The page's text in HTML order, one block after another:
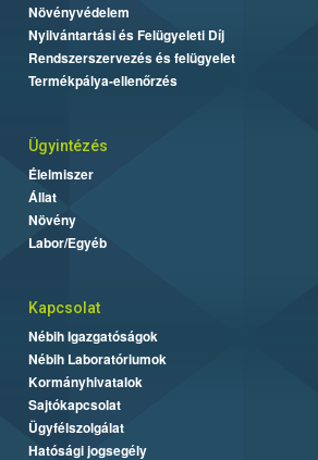
Növényvédelem
Nyilvántartási és Felügyeleti Díj
Rendszerszervezés és felügyelet
Termékpálya-ellenőrzés
Ügyintézés
Élelmiszer
Állat
Növény
Labor/Egyéb
Kapcsolat
Nébih Igazgatóságok
Nébih Laboratóriumok
Kormányhivatalok
Sajtókapcsolat
Ügyfélszolgálat
Hatósági jogsegély